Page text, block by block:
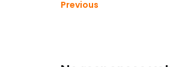
Previous